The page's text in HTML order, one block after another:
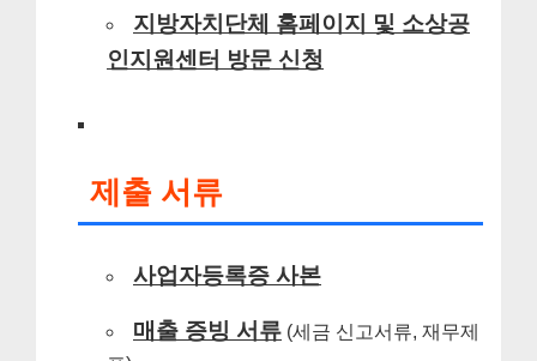
지방자치단체 홈페이지 및 소상공
인지원센터 방문 신청
제출 서류
사업자등록증 사본
매출 증빙 서류 (세금 신고서류, 재무제